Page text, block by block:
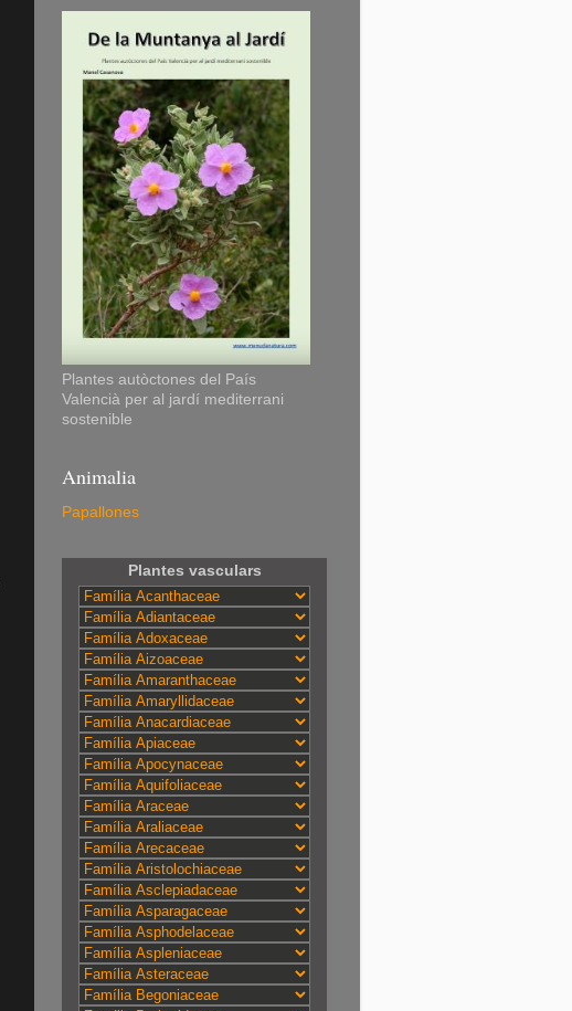
Plantes autòctones del País
Valencià per al jardí mediterrani
sostenible
Animalia
Papallones
Plantes vasculars